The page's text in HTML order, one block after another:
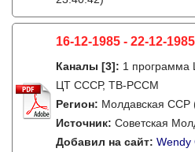
16-12-1985 - 22-12-1985
Каналы [3]: 1 программа
ЦТ СССР, ТВ-РССМ
Регион: Молдавская ССР
Источник: Советская
Добавил на сайт: Wendy